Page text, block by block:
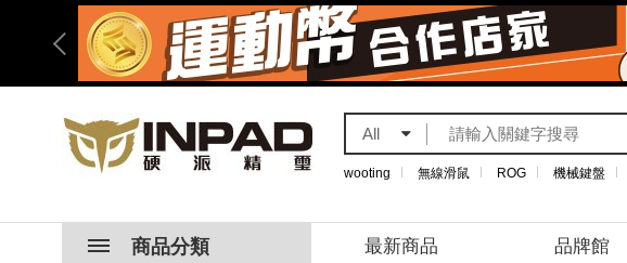
All
wooting 無線滑鼠 ROG 機械鍵盤
商品分類 最新商品 品牌館